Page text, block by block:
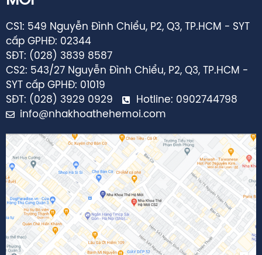
cấp GPHĐ: 02344
SĐT: (028) 3839 8587
CS2: 543/27 Nguyễn Đình Chiểu, P2, Q3, TP.HCM -
SYT cấp GPHĐ: 01019
SĐT: (028) 3929 0929
info@nhakhoathehemoi.com